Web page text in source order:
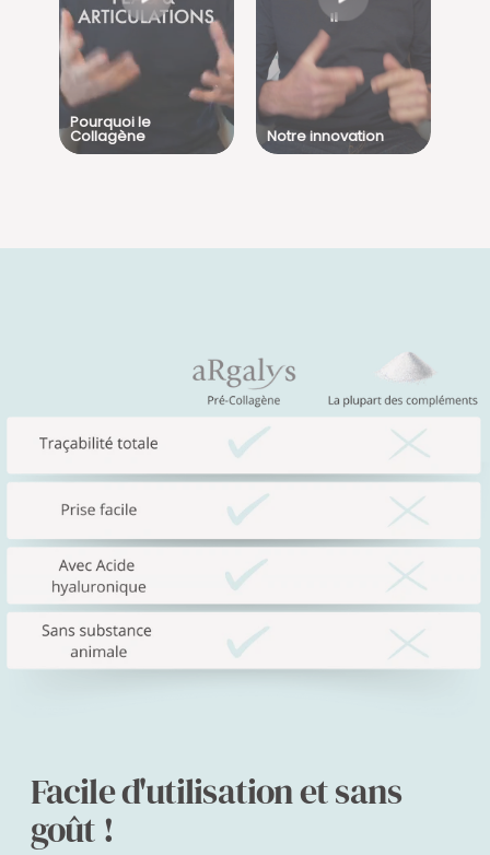
Pourquoi le
Collagène Notre innovation
Facile d'utilisation et sans
goût !